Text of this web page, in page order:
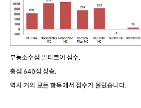
부동소수점 멀티코어 점수.
총점 640점 상승.
역시 거의 모든 항목에서 점수가 올랐습니다.